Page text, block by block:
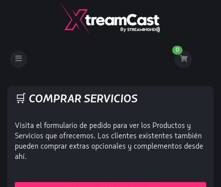
Toggle
0
🛒 COMPRAR SERVICIOS
Visita el formulario de pedido para ver los Productos y
Servicios que ofrecemos. Los clientes existentes también
pueden comprar extras opcionales y complementos desde
ahí.